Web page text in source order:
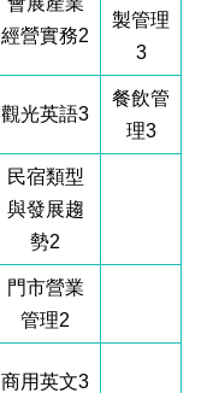
經營實務2
製管理
3
觀光英語3
餐飲管
理3
民宿類型
與發展趨
勢2
門市營業
管理2
商用英文3